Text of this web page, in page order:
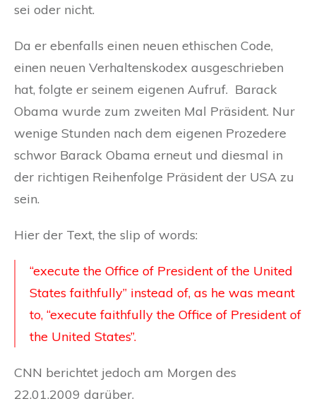
sei oder nicht.
Da er ebenfalls einen neuen ethischen Code,
einen neuen Verhaltenskodex ausgeschrieben
hat, folgte er seinem eigenen Aufruf. Barack
Obama wurde zum zweiten Mal Präsident. Nur
wenige Stunden nach dem eigenen Prozedere
schwor Barack Obama erneut und diesmal in
der richtigen Reihenfolge Präsident der USA zu
sein.
Hier der Text, the slip of words:
“execute the Office of President of the United
States faithfully” instead of, as he was meant
to, “execute faithfully the Office of President of
the United States”.
CNN berichtet jedoch am Morgen des
22.01.2009 darüber.